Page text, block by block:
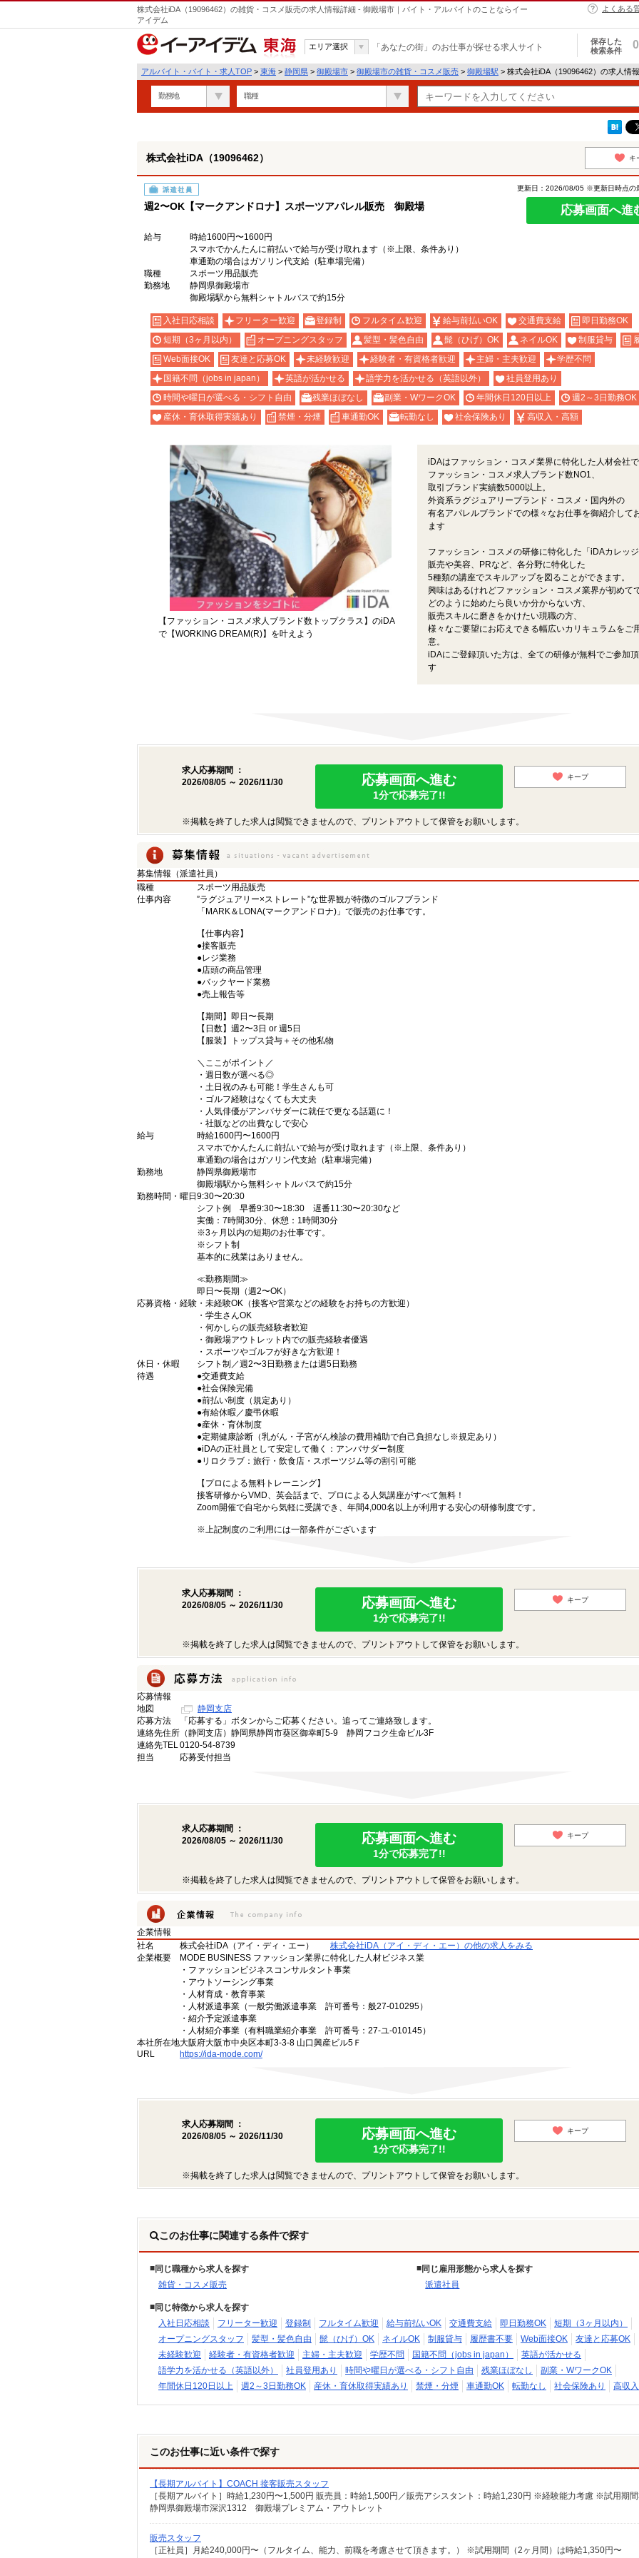
株式会社iDA（19096462）の雑貨・コスメ販売の求人情報詳細 - 御殿場市｜バイト・アルバイトのことならイー
アイデム
よくある
東海
エリア選択 「あなたの街」のお仕事が探せる求人サイト
保存した
検索条件
0
アルバイト・バイト・求人TOP > 東海 > 静岡県 > 御殿場市 > 御殿場市の雑貨・コスメ販売 > 御殿場駅 > 株式会社iDA（19096462）の求人情
勤務地 職種
株式会社iDA（19096462） キ
派遣社員
週2〜OK【マークアンドロナ】スポーツアパレル販売 御殿場
更新日：2026/08/05 ※更新日時点の
応募画面へ進
給与
時給1600円〜1600円
スマホでかんたんに前払いで給与が受け取れます（※上限、条件あり）
車通勤の場合はガソリン代支給（駐車場完備）
職種
スポーツ用品販売
勤務地
静岡県御殿場市
御殿場駅から無料シャトルバスで約15分
入社日応相談 フリーター歓迎 登録制 フルタイム歓迎 給与前払いOK 交通費支給
即日勤務OK
短期（3ヶ月以内）
オープニングスタッフ 髪型・髪色自由 髭（ひげ）OK ネイルOK 制服貸与
Web面接OK
友達と応募OK 未経験歓迎 経験者・有資格者歓迎 主婦・主夫歓迎
学歴不問
国籍不問（jobs in japan）
英語が活かせる 語学力を活かせる（英語以外）
社員登用あり
時間や曜日が選べる・シフト自由
残業ほぼなし 副業・WワークOK 年間休日120日以上
週2～3日勤務OK
産休・育休取得実績あり
禁煙・分煙 車通勤OK 転勤なし 社会保険あり 高収入・高額
【ファッション・コスメ求人ブランド数トップクラス】のiDA
で【WORKING DREAM(R)】を叶えよう
iDAはファッション・コスメ業界に特化した人材会社
ファッション・コスメ求人ブランド数NO1、
取引ブランド実績数5000以上。
外資系ラグジュアリーブランド・コスメ・国内外の
有名アパレルブランドでの様々なお仕事を御紹介して
ます
ファッション・コスメの研修に特化した「iDAカレッ
販売や美容、PRなど、各分野に特化した
5種類の講座でスキルアップを図ることができます。
興味はあるけれどファッション・コスメ業界が初めて
どのように始めたら良いか分からない方、
販売スキルに磨きをかけたい現職の方、
様々なご要望にお応えできる幅広いカリキュラムをご
意。
iDAにご登録頂いた方は、全ての研修が無料でご参加
す
求人応募期間 ：
2026/08/05 ～ 2026/11/30
応募画面へ進む
1分で応募完了!!
キープ
※掲載を終了した求人は閲覧できませんので、プリントアウトして保管をお願いします。
募集情報（派遣社員）
職種
スポーツ用品販売
仕事内容
”ラグジュアリー×ストレート”な世界観が特徴のゴルフブランド
「MARK＆LONA(マークアンドロナ)」で販売のお仕事です。
【仕事内容】
●接客販売
●レジ業務
●店頭の商品管理
●バックヤード業務
●売上報告等
【期間】即日〜長期
【日数】週2〜3日 or 週5日
【服装】トップス貸与＋その他私物
＼ここがポイント／
・週日数が選べる◎
・土日祝のみも可能！学生さんも可
・ゴルフ経験はなくても大丈夫
・人気俳優がアンバサダーに就任で更なる話題に！
・社販などの出費なしで安心
給与
時給1600円〜1600円
スマホでかんたんに前払いで給与が受け取れます（※上限、条件あり）
車通勤の場合はガソリン代支給（駐車場完備）
勤務地
静岡県御殿場市
御殿場駅から無料シャトルバスで約15分
勤務時間・曜日 9:30〜20:30
シフト例 早番9:30〜18:30 遅番11:30〜20:30など
実働：7時間30分、休憩：1時間30分
※3ヶ月以内の短期のお仕事です。
※シフト制
基本的に残業はありません。
≪勤務期間≫
即日〜長期（週2〜OK）
応募資格・経験 ・未経験OK（接客や営業などの経験をお持ちの方歓迎）
・学生さんOK
・何かしらの販売経験者歓迎
・御殿場アウトレット内での販売経験者優遇
・スポーツやゴルフが好きな方歓迎！
休日・休暇
シフト制／週2〜3日勤務または週5日勤務
待遇
●交通費支給
●社会保険完備
●前払い制度（規定あり）
●有給休暇／慶弔休暇
●産休・育休制度
●定期健康診断（乳がん・子宮がん検診の費用補助で自己負担なし※規定あり）
●iDAの正社員として安定して働く：アンバサダー制度
●リロクラブ：旅行・飲食店・スポーツジム等の割引可能
【プロによる無料トレーニング】
接客研修からVMD、英会話まで、プロによる人気講座がすべて無料！
Zoom開催で自宅から気軽に受講でき、年間4,000名以上が利用する安心の研修制度です。
※上記制度のご利用には一部条件がございます
求人応募期間 ：
2026/08/05 ～ 2026/11/30
応募画面へ進む
1分で応募完了!!
キープ
※掲載を終了した求人は閲覧できませんので、プリントアウトして保管をお願いします。
応募情報
地図
静岡支店
応募方法
「応募する」ボタンからご応募ください。追ってご連絡致します。
連絡先住所 （静岡支店）静岡県静岡市葵区御幸町5-9 静岡フコク生命ビル3F
連絡先TEL0120-54-8739
担当
応募受付担当
求人応募期間 ：
2026/08/05 ～ 2026/11/30
応募画面へ進む
1分で応募完了!!
キープ
※掲載を終了した求人は閲覧できませんので、プリントアウトして保管をお願いします。
企業情報
社名
株式会社iDA（アイ・ディ・エー）
株式会社iDA（アイ・ディ・エー）の他の求人をみる
企業概要
MODE BUSINESS ファッション業界に特化した人材ビジネス業
・ファッションビジネスコンサルタント事業
・アウトソーシング事業
・人材育成・教育事業
・人材派遣事業（一般労働派遣事業 許可番号：般27-010295）
・紹介予定派遣事業
・人材紹介事業（有料職業紹介事業 許可番号：27-ユ-010145）
本社所在地大阪府大阪市中央区本町3-3-8 山口興産ビル5Ｆ
URL
https://ida-mode.com/
求人応募期間 ：
2026/08/05 ～ 2026/11/30
応募画面へ進む
1分で応募完了!!
キープ
※掲載を終了した求人は閲覧できませんので、プリントアウトして保管をお願いします。
このお仕事に関連する条件で探す
同じ職種から求人を探す
雑貨・コスメ販売
同じ雇用形態から求人を探す
派遣社員
同じ特徴から求人を探す
入社日応相談
フリーター歓迎 登録制 フルタイム歓迎 給与前払いOK 交通費支給 即日勤務OK
短期（3ヶ月以内）
オープニングスタッフ
髪型・髪色自由 髭（ひげ）OK ネイルOK 制服貸与 履歴書不要 Web面接OK
友達と応募OK
未経験歓迎
経験者・有資格者歓迎 主婦・主夫歓迎 学歴不問 国籍不問（jobs in japan）
英語が活かせる
語学力を活かせる（英語以外）
社員登用あり 時間や曜日が選べる・シフト自由 残業ほぼなし
副業・WワークOK
年間休日120日以上
週2～3日勤務OK 産休・育休取得実績あり 禁煙・分煙 車通勤OK 転勤なし 社会保険あり 高収
このお仕事に近い条件で探す
【長期アルバイト】COACH 接客販売スタッフ
静岡県御殿場市深沢1312 御殿場プレミアム・アウトレット
販売スタッフ
［正社員］月給240,000円〜（フルタイム、能力、前職を考慮させて頂きます。） ※試用期間（2ヶ月間）は時給1,350円〜